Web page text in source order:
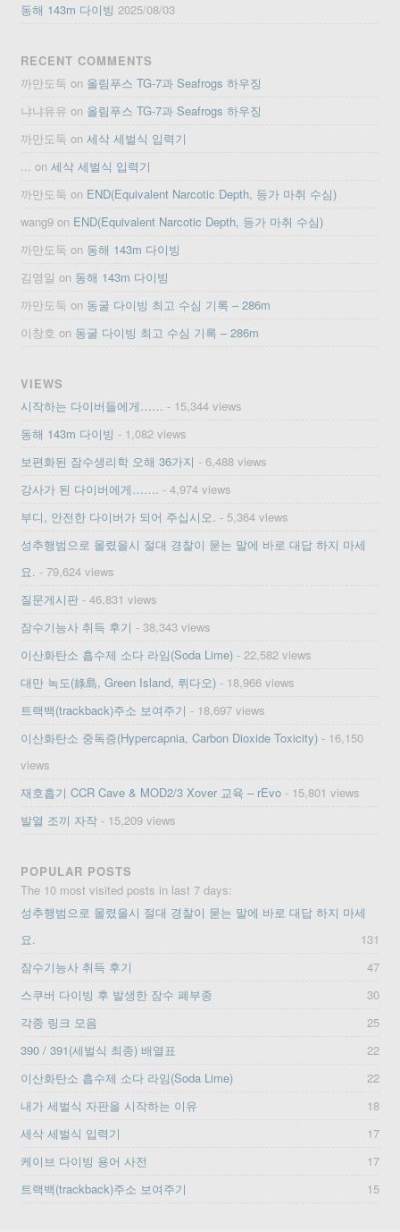
동해 143m 다이빙 2025/08/03
RECENT COMMENTS
까만도둑 on 올림푸스 TG-7과 Seafrogs 하우징
냐냐유유 on 올림푸스 TG-7과 Seafrogs 하우징
까만도둑 on세삭 세벌식 입력기
... on세삭 세벌식 입력기
까만도둑 on END(Equivalent Narcotic Depth, 등가 마취 수심)
wang9 on END(Equivalent Narcotic Depth, 등가 마취 수심)
까만도둑 on 동해 143m 다이빙
김영일 on 동해 143m 다이빙
까만도둑 on 동굴 다이빙 최고 수심 기록 – 286m
이창호 on 동굴 다이빙 최고 수심 기록 – 286m
VIEWS
시작하는 다이버들에게…… - 15,344 views
동해 143m 다이빙 - 1,082 views
보편화된 잠수생리학 오해 36가지 - 6,488 views
강사가 된 다이버에게……. - 4,974 views
부디, 안전한 다이버가 되어 주십시오. - 5,364 views
성추행범으로 몰렸을시 절대 경찰이 묻는 말에 바로 대답 하지 마세
요. - 79,624 views
질문게시판 - 46,831 views
잠수기능사 취득 후기 - 38,343 views
이산화탄소 흡수제 소다 라임(Soda Lime) - 22,582 views
대만 녹도(綠島, Green Island, 뤼다오) - 18,966 views
트랙백(trackback)주소 보여주기 - 18,697 views
이산화탄소 중독증(Hypercapnia, Carbon Dioxide Toxicity) - 16,150
views
재호흡기 CCR Cave & MOD2/3 Xover 교육 – rEvo - 15,801 views
발열 조끼 자작 - 15,209 views
POPULAR POSTS
The 10 most visited posts in last 7 days:
성추행범으로 몰렸을시 절대 경찰이 묻는 말에 바로 대답 하지 마세
요.
131
잠수기능사 취득 후기
47
스쿠버 다이빙 후 발생한 잠수 폐부종
30
각종 링크 모음
25
390 / 391(세벌식 최종) 배열표
22
이산화탄소 흡수제 소다 라임(Soda Lime)
22
내가 세벌식 자판을 시작하는 이유
18
세삭 세벌식 입력기
17
케이브 다이빙 용어 사전
17
트랙백(trackback)주소 보여주기
15